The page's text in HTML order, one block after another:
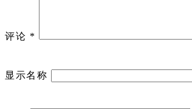
评论 *
显示名称